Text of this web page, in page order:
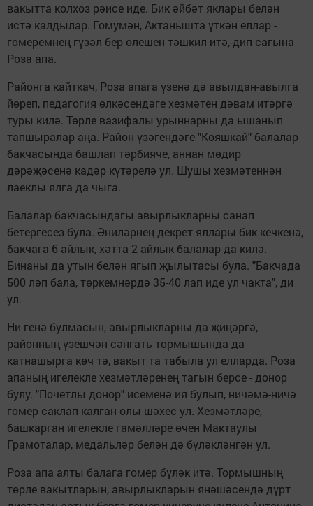
вакытта колхоз рәисе иде. Бик әйбәт яклары белән
истә калдылар. Гомумән, Актанышта үткән еллар -
гомеремнең гүзәл бер өлешен тәшкил итә,-дип сагына
Роза апа.
Районга кайткач, Роза апага үзенә дә авылдан-авылга
йөреп, педагогия өлкәсендәге хезмәтен дәвам итәргә
туры килә. Төрле вазифалы урыннарны да ышанып
тапшыралар аңа. Район үзәгендәге "Кояшкай" балалар
бакчасында башлап тәрбияче, аннан мөдир
дәрәҗәсенә кадәр күтәрелә ул. Шушы хезмәтеннән
лаеклы ялга да чыга.
Балалар бакчасындагы авырлыкларны санап
бетергесез була. Әниләрнең декрет яллары бик кечкенә,
бакчага 6 айлык, хәтта 2 айлык балалар да килә.
Бинаны да утын белән ягып җылытасы була. "Бакчада
500 ләп бала, төркемнәрдә 35-40 лап иде ул чакта", ди
ул.
Ни генә булмасын, авырлыкларны да җиңәргә,
районның үзешчән сәнгать тормышында да
катнашырга көч тә, вакыт та табыла ул елларда. Роза
апаның игелекле хезмәтләренең тагын берсе - донор
булу. "Почетлы донор" исеменә ия булып, ничәмә-ничә
гомер саклап калган олы шәхес ул. Хезмәтләре,
башкарган игелекле гамәлләре өчен Мактаулы
Грамоталар, медальләр белән дә бүләкләнгән ул.
Роза апа алты балага гомер бүләк итә. Тормышның
төрле вакытларын, авырлыкларын янәшәсендә дүрт